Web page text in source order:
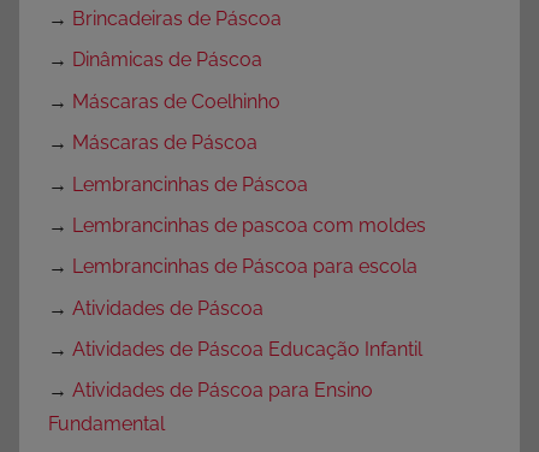
→ Brincadeiras de Páscoa
→ Dinâmicas de Páscoa
→ Máscaras de Coelhinho
→ Máscaras de Páscoa
→ Lembrancinhas de Páscoa
→ Lembrancinhas de pascoa com moldes
→ Lembrancinhas de Páscoa para escola
→ Atividades de Páscoa
→ Atividades de Páscoa Educação Infantil
→ Atividades de Páscoa para Ensino
Fundamental